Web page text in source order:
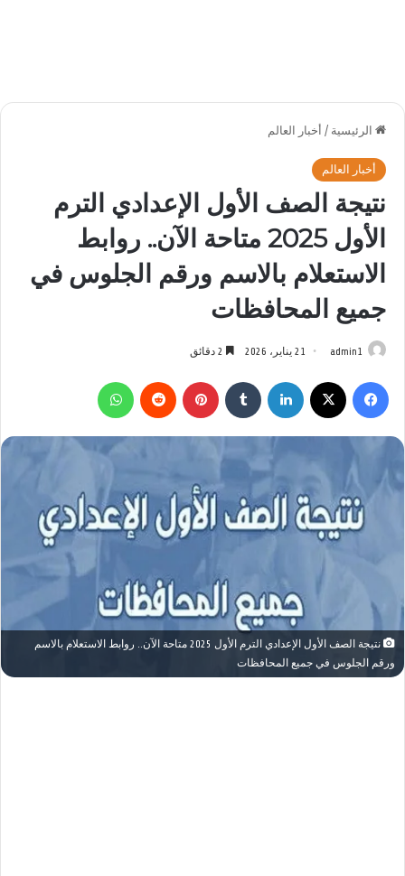
الرئيسية / أخبار العالم
أخبار العالم
نتيجة الصف الأول الإعدادي الترم
الأول 2025 متاحة الآن.. روابط
الاستعلام بالاسم ورقم الجلوس في
جميع المحافظات
admin1 21 يناير، 2026
فيسبوك لينكدإن بينتيريست
نتيجة الصف الأول الإعدادي الترم الأول 2025 متاحة الآن.. روابط الاستعلام بالاسم
ورقم الجلوس في جميع المحافظات